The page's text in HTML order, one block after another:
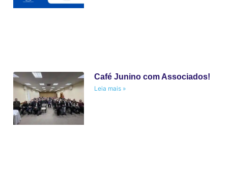
Café Junino com Associados!
Leia mais »